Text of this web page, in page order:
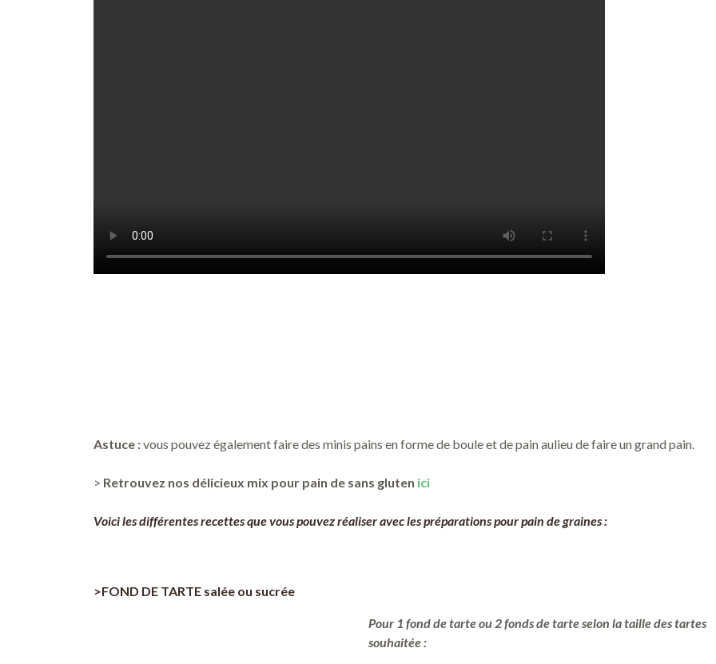
Astuce :vous pouvez également faire des minis pains en forme de boule et de pain aulieu de faire un grand pain.
> Retrouvez nos délicieux mix pour pain de sans gluten ici
Voici les différentes recettes que vous pouvez réaliser avec les préparations pour pain de graines :
>FOND DE TARTE salée ou sucrée
Pour 1 fond de tarte ou 2 fonds de tarte selon la taille des tartes
souhaitée :